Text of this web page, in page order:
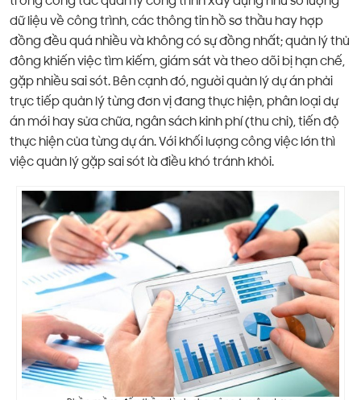
dữ liệu về công trình, các thông tin hồ sơ thầu hay hợp
đồng đều quá nhiều và không có sự đồng nhất; quản lý thủ
đông khiến việc tìm kiếm, giám sát và theo dõi bị hạn chế,
gặp nhiều sai sót. Bên cạnh đó, người quản lý dự án phải
trực tiếp quản lý từng đơn vị đang thực hiện, phân loại dự
án mới hay sửa chữa, ngân sách kinh phí (thu chi), tiến độ
thực hiện của từng dự án. Với khối lượng công việc lớn thì
việc quản lý gặp sai sót là điều khó tránh khỏi.